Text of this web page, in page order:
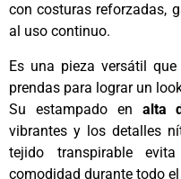
con costuras reforzadas,
al uso continuo.
Es una pieza versátil
prendas para lograr un
Su estampado en alta
vibrantes y los detalles
tejido transpirable
comodidad durante todo